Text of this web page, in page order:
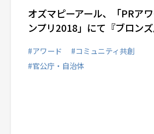
オズマピーアール、「PRア
ンプリ2018」にて『ブロン
#アワード
#コミュニティ共創
#官公庁・自治体